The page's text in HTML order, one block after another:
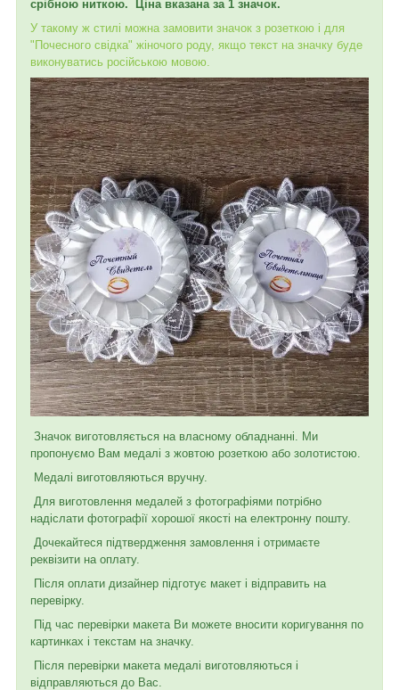
срібною ниткою. Ціна вказана за 1 значок.
У такому ж стилі можна замовити значок з розеткою і для
"Почесного свідка" жіночого роду, якщо текст на значку буде
виконуватись російською мовою.
Значок виготовляється на власному обладнанні. Ми
пропонуємо Вам медалі з жовтою розеткою або золотистою.
Медалі виготовляються вручну.
Для виготовлення медалей з фотографіями потрібно
надіслати фотографії хорошої якості на електронну пошту.
Дочекайтеся підтвердження замовлення і отримаєте
реквізити на оплату.
Після оплати дизайнер підготує макет і відправить на
перевірку.
Під час перевірки макета Ви можете вносити коригування по
картинках і текстам на значку.
Після перевірки макета медалі виготовляються і
відправляються до Вас.